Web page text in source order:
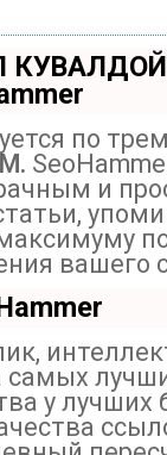
по
и
вашего
самых
у лучших